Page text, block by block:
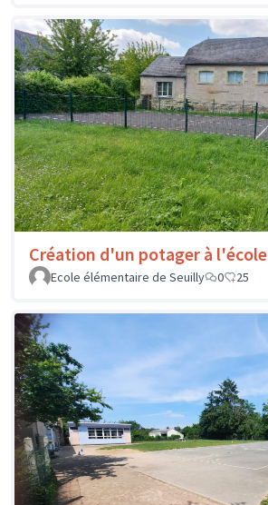
Création d'un potager à l'école
Ecole élémentaire de Seuilly
0 25